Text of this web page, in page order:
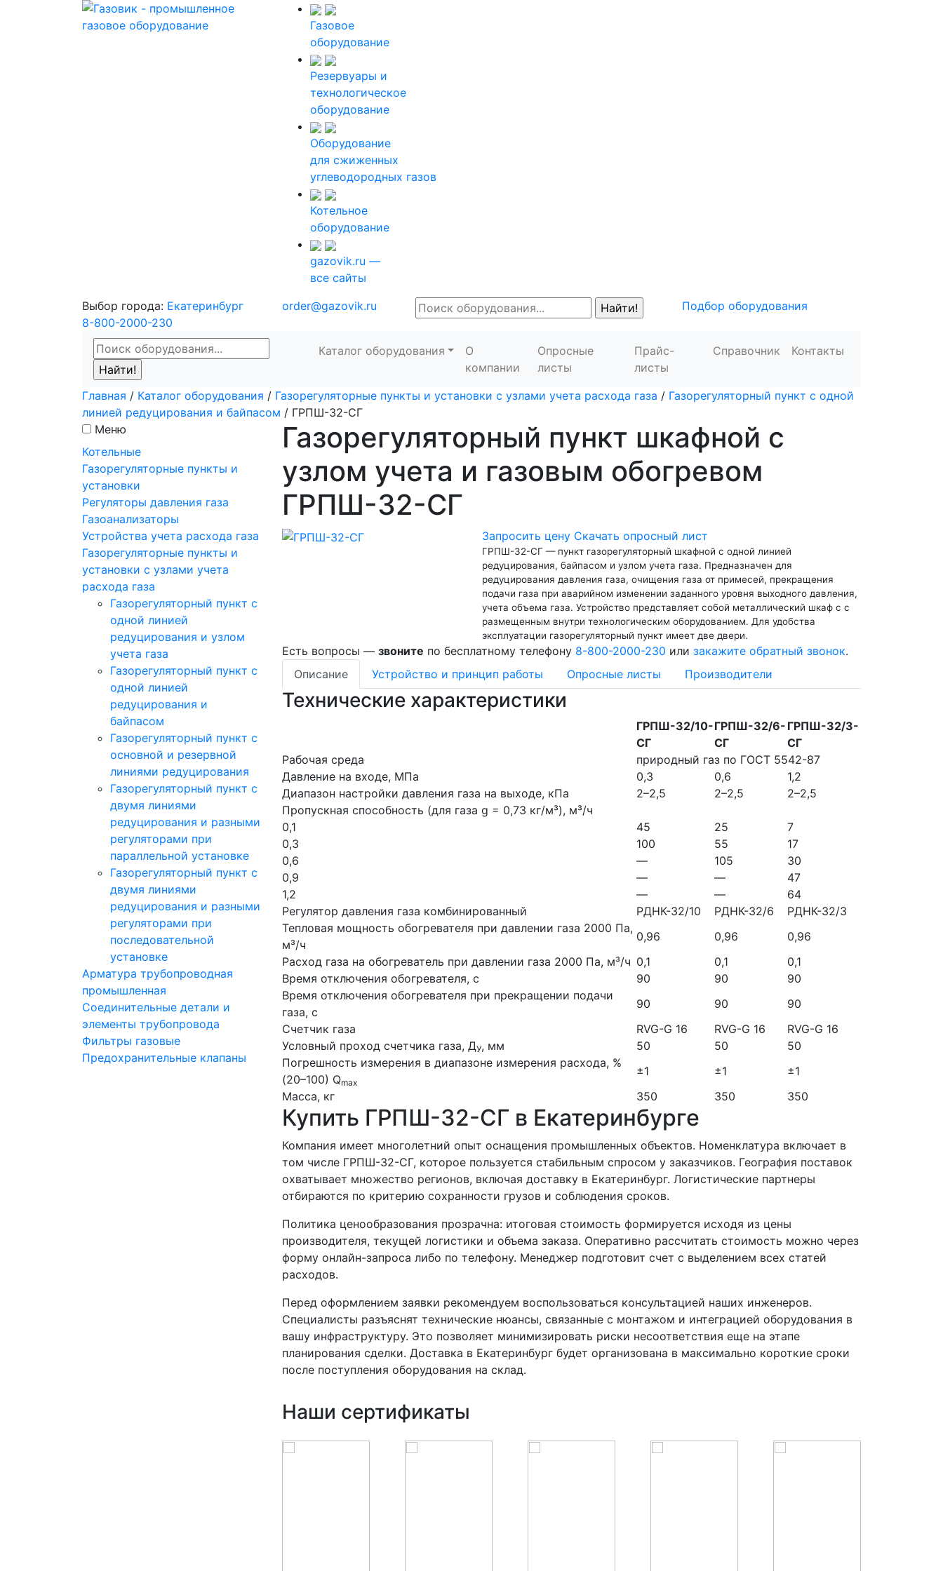
Газовое
оборудование
Резервуары и
технологическое
оборудование
Оборудование
для сжиженных
углеводородных газов
Котельное
оборудование
gazovik.ru —
все сайты
Выбор города: Екатеринбург
8-800-2000-230
order@gazovik.ru Подбор оборудования
Каталог оборудования
О
компании
Опросные
листы
Прайс-
листы
Справочник Контакты
Главная / Каталог оборудования / Газорегуляторные пункты и установки с узлами учета расхода газа / Газорегуляторный пункт с одной
линией редуцирования и байпасом / ГРПШ-32-СГ
Меню
Котельные
Газорегуляторные пункты и
установки
Регуляторы давления газа
Газоанализаторы
Устройства учета расхода газа
Газорегуляторные пункты и
установки с узлами учета
расхода газа
Газорегуляторный пункт с
одной линией
редуцирования и узлом
учета газа
Газорегуляторный пункт с
одной линией
редуцирования и
байпасом
Газорегуляторный пункт c
основной и резервной
линиями редуцирования
Газорегуляторный пункт с
двумя линиями
редуцирования и разными
регуляторами при
параллельной установке
Газорегуляторный пункт с
двумя линиями
редуцирования и разными
регуляторами при
последовательной
установке
Арматура трубопроводная
промышленная
Соединительные детали и
элементы трубопровода
Фильтры газовые
Предохранительные клапаны
Газорегуляторный пункт шкафной с
узлом учета и газовым обогревом
ГРПШ-32-СГ
Запросить цену Скачать опросный лист
ГРПШ-32-СГ — пункт газорегуляторный шкафной с одной линией
редуцирования, байпасом и узлом учета газа. Предназначен для
редуцирования давления газа, очищения газа от примесей, прекращения
подачи газа при аварийном изменении заданного уровня выходного давления,
учета объема газа. Устройство представляет собой металлический шкаф с с
размещенным внутри технологическим оборудованием. Для удобства
эксплуатации газорегуляторный пункт имеет две двери.
Есть вопросы — звоните по бесплатному телефону 8-800-2000-230 или закажите обратный звонок.
Описание
Устройство и принцип работы Опросные листы Производители
Технические характеристики
ГРПШ-32/10-
СГ
ГРПШ-32/6-
СГ
ГРПШ-32/3-
СГ
Рабочая среда
природный газ по ГОСТ 5542-87
Давление на входе, МПа
0,3 0,6
1,2
Диапазон настройки давления газа на выходе, кПа
2–2,5 2–2,5
2–2,5
Пропускная способность (для газа g = 0,73 кг/м³), м³/ч
0,1
45 25
7
0,3
100 55
17
0,6
— 105
30
0,9
— —
47
1,2
— —
64
Регулятор давления газа комбинированный
РДНК-32/10 РДНК-32/6
РДНК-32/3
Тепловая мощность обогревателя при давлении газа 2000 Па,
м³/ч
0,96 0,96
0,96
Расход газа на обогреватель при давлении газа 2000 Па, м³/ч 0,1 0,1
0,1
Время отключения обогревателя, с
90 90
90
Время отключения обогревателя при прекращении подачи
газа, с
90 90
90
Счетчик газа
RVG-G 16 RVG-G 16
RVG-G 16
Условный проход счетчика газа, ДУ, мм 50 50
50
Погрешность измерения в диапазоне измерения расхода, %
(20–100) Qmax
±1 ±1
±1
Масса, кг
350 350 350
Купить ГРПШ-32-СГ в Екатеринбурге
Компания имеет многолетний опыт оснащения промышленных объектов. Номенклатура включает в
том числе ГРПШ-32-СГ, которое пользуется стабильным спросом у заказчиков. География поставок
охватывает множество регионов, включая доставку в Екатеринбург. Логистические партнеры
отбираются по критерию сохранности грузов и соблюдения сроков.
Политика ценообразования прозрачна: итоговая стоимость формируется исходя из цены
производителя, текущей логистики и объема заказа. Оперативно рассчитать стоимость можно через
форму онлайн-запроса либо по телефону. Менеджер подготовит счет с выделением всех статей
расходов.
Перед оформлением заявки рекомендуем воспользоваться консультацией наших инженеров.
Специалисты разъяснят технические нюансы, связанные с монтажом и интеграцией оборудования в
вашу инфраструктуру. Это позволяет минимизировать риски несоответствия еще на этапе
планирования сделки. Доставка в Екатеринбург будет организована в максимально короткие сроки
после поступления оборудования на склад.
Наши сертификаты